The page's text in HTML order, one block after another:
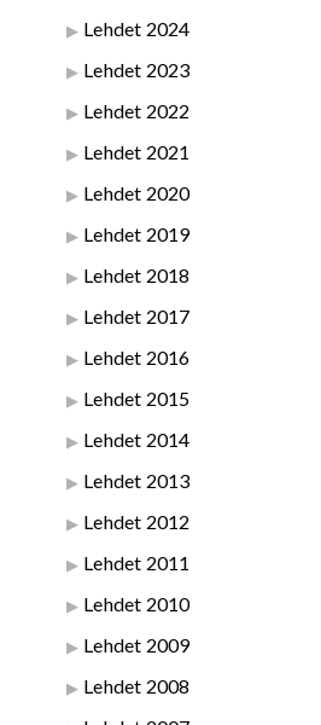
Lehdet 2024
Lehdet 2023
Lehdet 2022
Lehdet 2021
Lehdet 2020
Lehdet 2019
Lehdet 2018
Lehdet 2017
Lehdet 2016
Lehdet 2015
Lehdet 2014
Lehdet 2013
Lehdet 2012
Lehdet 2011
Lehdet 2010
Lehdet 2009
Lehdet 2008